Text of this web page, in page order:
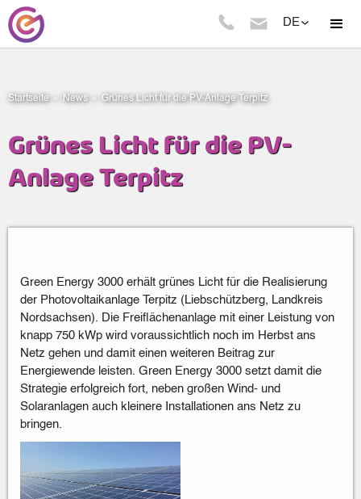
DE
Startseite » News » Grünes Licht für die PV-Anlage Terpitz
Grünes Licht für die PV-
Anlage Terpitz
Green Energy 3000 erhält grünes Licht für die Realisierung
der Photovoltaikanlage Terpitz (Liebschützberg, Landkreis
Nordsachsen). Die Freiflächenanlage mit einer Leistung von
knapp 750 kWp wird voraussichtlich noch im Herbst ans
Netz gehen und damit einen weiteren Beitrag zur
Energiewende leisten. Green Energy 3000 setzt damit die
Strategie erfolgreich fort, neben großen Wind- und
Solaranlagen auch kleinere Installationen ans Netz zu
bringen.